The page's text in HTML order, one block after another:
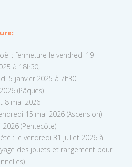
: fermeture le vendredi 19
à 18h30,
5 janvier 2025 à 7h30.
(Pâques)
8 mai 2026
15 mai 2026 (Ascension)
2026 (Pentecôte)
: le vendredi 31 juillet 2026 à
des jouets et rangement pour